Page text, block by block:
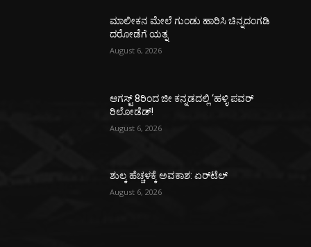
ಮಾಲೀಕನ ಮೇಲೆ ಗುಂಡು ಹಾರಿಸಿ ಚಿನ್ನದಂಗಡಿ
ದರೋಡೆಗೆ ಯತ್ನ
August 6, 2026
ಆಗಸ್ಟ್ 8ರಿಂದ ಜೀ ಕನ್ನಡದಲ್ಲಿ ‘ಹಳ್ಳಿ ಪವರ್
ರಿಲೋಡೆಡ್!
August 6, 2026
ಶುಲ್ಕ ಹೆಚ್ಚಳಕ್ಕೆ ಅವಕಾಶ: ಏರ್‌ಟೆಲ್
August 6, 2026